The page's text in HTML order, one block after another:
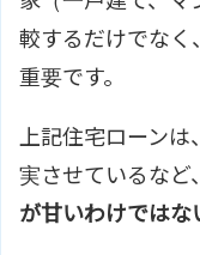
較するだけでなく
重要です。
上記住宅ローン
実させているなど
が甘いわけではな